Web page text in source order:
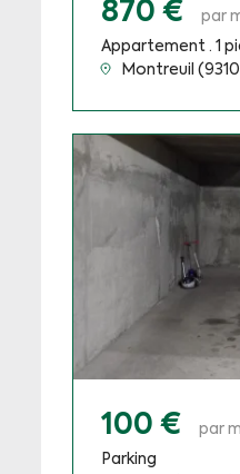
870 €
par
Appartement · 1
Montreuil
100 €
par
Parking